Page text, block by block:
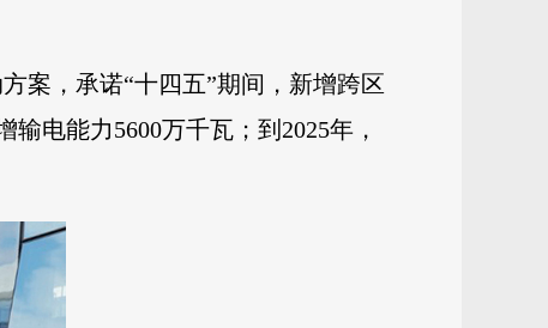
案，承诺“十四五”期间，新增跨区
电能力5600万千瓦；到2025年，